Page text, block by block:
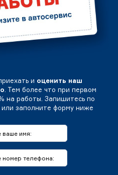
и оценить наш
. Тем более что при первом
на работы. Запишитесь по
или заполните форму ниже